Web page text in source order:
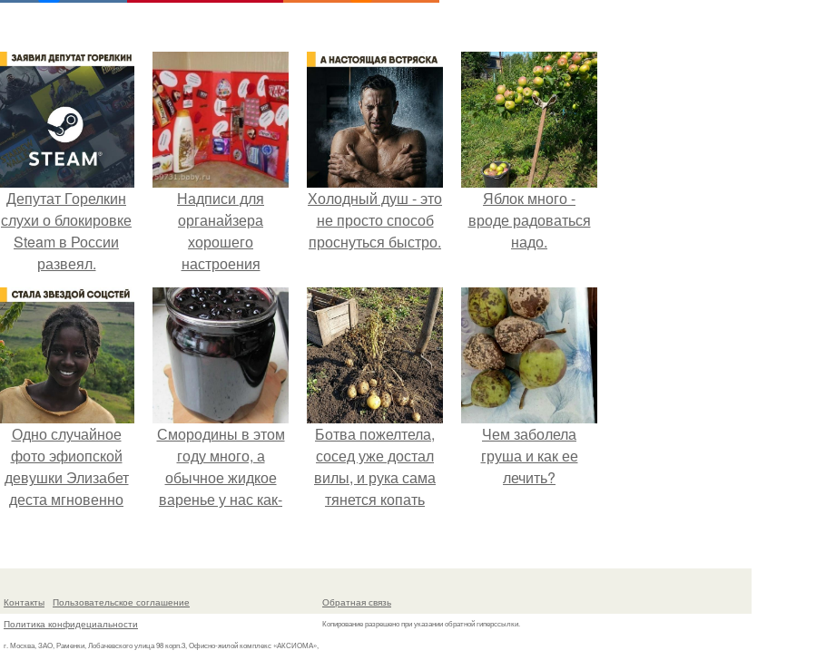
Депутат Горелкин
слухи о блокировке
Steam в России
развеял.
Надписи для
органайзера
хорошего
настроения
распечатать. Идеи
"Органайзеров
Хорошего
Настроения" с
примерами
подарочков.
Холодный душ - это
не просто способ
проснуться быстро.
Яблок много -
вроде радоваться
надо.
Одно случайное
фото эфиопской
девушки Элизабет
деста мгновенно
сделало её новой
Смородины в этом
году много, а
обычное жидкое
варенье у нас как-
Ботва пожелтела,
сосед уже достал
вилы, и рука сама
тянется копать
Чем заболела
груша и как ее
лечить?
Контакты
Пользовательское соглашение
Политика конфидециальности
г. Москва, ЗАО, Раменки, Лобачевского улица 98 корп.3, Офисно-жилой комплекс «АКСИОМА»,
Обратная связь
Копирование разрешено при указании обратной гиперссылки.